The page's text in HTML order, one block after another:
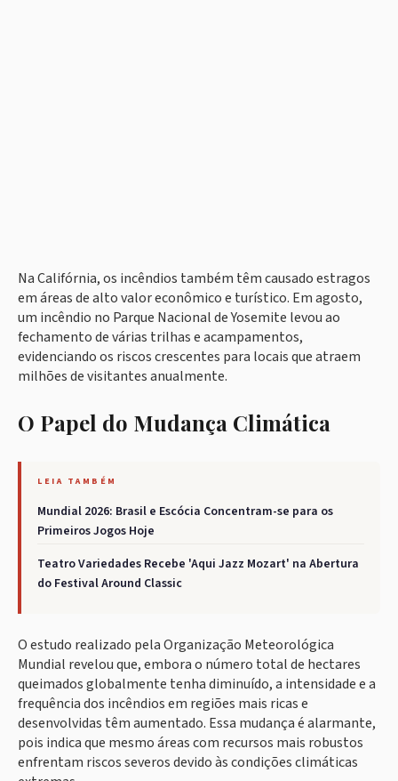
Na Califórnia, os incêndios também têm causado estragos
em áreas de alto valor econômico e turístico. Em agosto,
um incêndio no Parque Nacional de Yosemite levou ao
fechamento de várias trilhas e acampamentos,
evidenciando os riscos crescentes para locais que atraem
milhões de visitantes anualmente.
O Papel do Mudança Climática
LEIA TAMBÉM
Mundial 2026: Brasil e Escócia Concentram-se para os
Primeiros Jogos Hoje
Teatro Variedades Recebe 'Aqui Jazz Mozart' na Abertura
do Festival Around Classic
O estudo realizado pela Organização Meteorológica
Mundial revelou que, embora o número total de hectares
queimados globalmente tenha diminuído, a intensidade e a
frequência dos incêndios em regiões mais ricas e
desenvolvidas têm aumentado. Essa mudança é alarmante,
pois indica que mesmo áreas com recursos mais robustos
enfrentam riscos severos devido às condições climáticas